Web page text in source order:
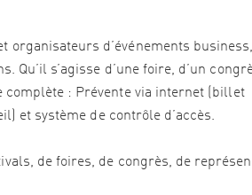
organisateurs d’événements
s’agisse d’une foire, d’un
complète : Prévente via internet (billet
et système de contrôle d’accès.
de foires, de congrès, de